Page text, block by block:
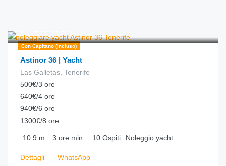
Con Capitano (incluso)
Astinor 36 | Yacht
Las Galletas, Tenerife
500€/3 ore
640€/4 ore
940€/6 ore
1300€/8 ore
10.9 m 3 ore min. 10 Ospiti Noleggio yacht
Dettagli WhatsApp